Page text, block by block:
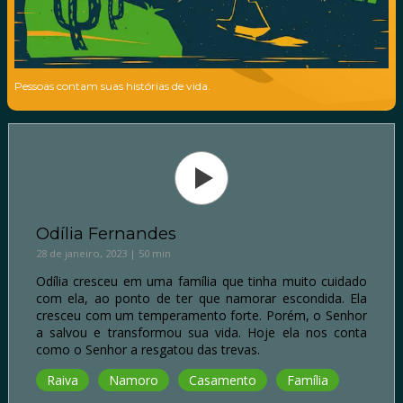
Pessoas contam suas histórias de vida.
Odília Fernandes
28 de janeiro, 2023 | 50 min
Odília cresceu em uma família que tinha muito cuidado
com ela, ao ponto de ter que namorar escondida. Ela
cresceu com um temperamento forte. Porém, o Senhor
a salvou e transformou sua vida. Hoje ela nos conta
como o Senhor a resgatou das trevas.
Raiva
Namoro Casamento Família